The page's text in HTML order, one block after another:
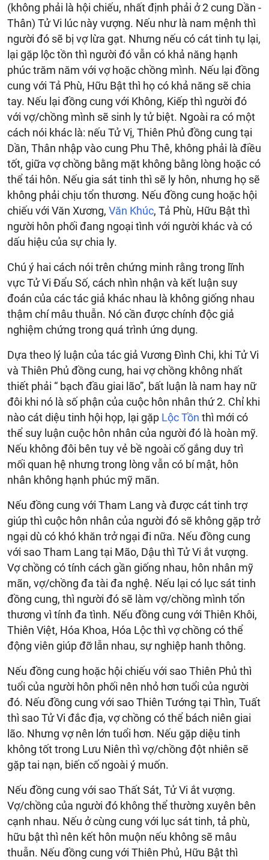
(không phải là hội chiếu, nhất định phải ở 2 cung Dần -
Thân) Tử Vi lúc này vượng. Nếu như là nam mệnh thì
người đó sẽ bị vợ lừa gạt. Nhưng nếu có cát tinh tụ lại,
lại gặp lộc tồn thì người đó vẫn có khả năng hạnh
phúc trăm năm với vợ hoặc chồng mình. Nếu lại đồng
cung với Tả Phù, Hữu Bật thì họ có khả năng sẽ chia
tay. Nếu lại đồng cung với Không, Kiếp thì người đó
với vợ/chồng mình sẽ sinh ly tử biệt. Ngoài ra có một
cách nói khác là: nếu Tử Vị, Thiên Phủ đồng cung tại
Dần, Thân nhập vào cung Phu Thê, không phải là điều
tốt, giữa vợ chồng bằng mặt không bằng lòng hoặc có
thể tái hôn. Nếu gia sát tinh thì sẽ ly hôn, nhưng họ sẽ
không phải chịu tổn thương. Nếu đồng cung hoặc hội
chiếu với Văn Xương, Văn Khúc, Tả Phù, Hữu Bật thì
người hôn phối đang ngoại tình với người khác và có
dấu hiệu của sự chia ly.
Chú ý hai cách nói trên chứng minh rằng trong lĩnh
vực Tử Vi Đẩu Số, cách nhìn nhận và kết luận suy
đoán của các tác giả khác nhau là không giống nhau
thậm chí mâu thuẫn. Nó cần được chính độc giả
nghiệm chứng trong quá trình ứng dụng.
Dựa theo lý luận của tác giả Vương Đình Chi, khi Tử Vi
và Thiên Phủ đồng cung, hai vợ chồng không nhất
thiết phải “ bạch đầu giai lão”, bất luận là nam hay nữ
đôi khi nó là số phận của cuộc hôn nhân thứ 2. Chỉ khi
nào cát diệu tinh hội họp, lại gặp Lộc Tồn thì mới có
thể suy luận cuộc hôn nhân của người đó là hoàn mỹ.
Nếu không đôi bên tuy vẻ bề ngoài cố gắng duy trì
mối quan hệ nhưng trong lòng vẫn có bí mật, hôn
nhân không hạnh phúc mỹ mãn.
Nếu đồng cung với Tham Lang và được cát tinh trợ
giúp thì cuộc hôn nhân của người đó sẽ không gặp trở
ngại dù có khó khăn trở ngại đi nữa. Nếu đồng cung
với sao Tham Lang tại Mão, Dậu thì Tử Vi ắt vượng.
Vợ chồng có tính cách gần giống nhau, hôn nhân mỹ
mãn, vợ/chồng đa tài đa nghệ. Nếu lại có lục sát tinh
đồng cung, thì người đó sẽ làm vợ/chồng mình tổn
thương vì tính đa tình. Nếu đồng cung với Thiên Khôi,
Thiên Việt, Hóa Khoa, Hóa Lộc thì vợ chồng có thể
động viên giúp đỡ lẫn nhau, sự nghiệp hanh thông.
Nếu đồng cung hoặc hội chiếu với sao Thiên Phủ thì
tuổi của người hôn phối nên nhỏ hơn tuổi của người
đó. Nếu đồng cung với sao Thiên Tướng tại Thìn, Tuất
thì sao Tử Vi đắc địa, vợ chồng có thể bách niên giai
lão. Nhưng vợ nên lớn tuổi hơn. Nếu gặp diệu tinh
không tốt trong Lưu Niên thì vợ/chồng đột nhiên sẽ
gặp tai nạn, biến cố ngoài ý muốn.
Nếu đồng cung với sao Thất Sát, Tử Vi ắt vượng.
Vợ/chồng của người đó không thể thường xuyên bên
cạnh nhau. Nếu ở cùng cung với lục sát tinh, tả phù,
hữu bật thì nên kết hôn muộn nếu không sẽ mâu
thuẫn. Nếu đồng cung với Thiên Phủ, Hữu Bật thì